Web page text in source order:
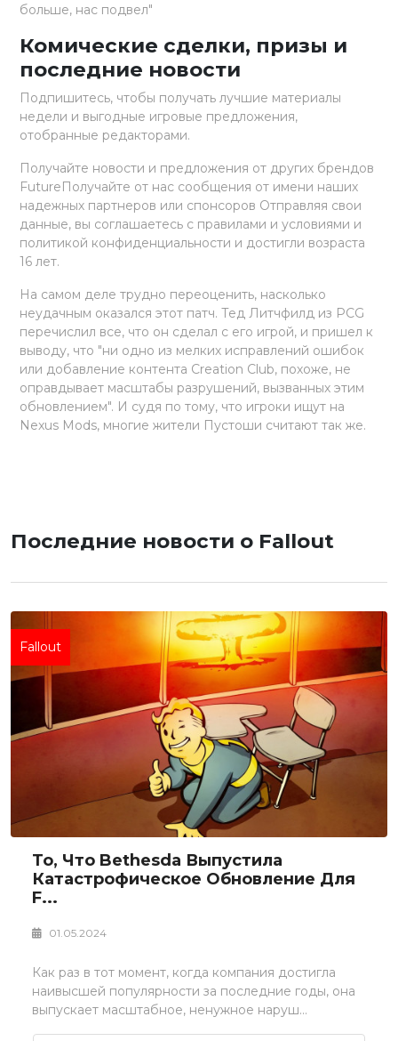
больше, нас подвел"
Комические сделки, призы и
последние новости
Подпишитесь, чтобы получать лучшие материалы
недели и выгодные игровые предложения,
отобранные редакторами.
Получайте новости и предложения от других брендов
FutureПолучайте от нас сообщения от имени наших
надежных партнеров или спонсоров Отправляя свои
данные, вы соглашаетесь с правилами и условиями и
политикой конфиденциальности и достигли возраста
16 лет.
На самом деле трудно переоценить, насколько
неудачным оказался этот патч. Тед Литчфилд из PCG
перечислил все, что он сделал с его игрой, и пришел к
выводу, что "ни одно из мелких исправлений ошибок
или добавление контента Creation Club, похоже, не
оправдывает масштабы разрушений, вызванных этим
обновлением". И судя по тому, что игроки ищут на
Nexus Mods, многие жители Пустоши считают так же.
Последние новости о Fallout
Fallout
То, Что Bethesda Выпустила
Катастрофическое Обновление Для
F...
01.05.2024
Как раз в тот момент, когда компания достигла
наивысшей популярности за последние годы, она
выпускает масштабное, ненужное наруш...